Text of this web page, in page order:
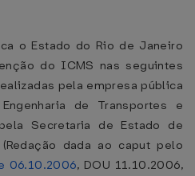
o Estado do Rio de Janeiro
do ICMS nas seguintes
pela empresa pública
de Transportes e
Secretaria de Estado de
dada ao caput pelo
06.10.2006, DOU 11.10.2006,